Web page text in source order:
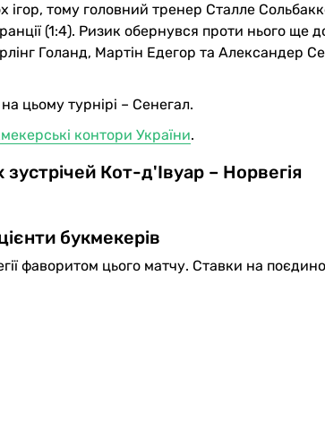
ігор, тому головний тренер Сталле
(1:4). Ризик обернувся проти нього ще
Голанд, Мартін Едегор та Александер
цьому турнірі – Сенегал.
контори України.
Кот-д'Івуар – Норвегія
букмекерів
фаворитом цього матчу. Ставки на